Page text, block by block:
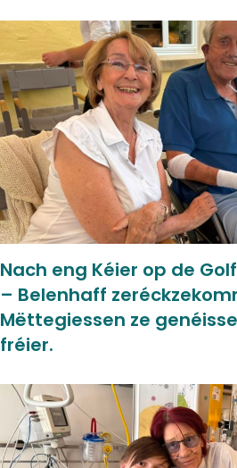
Nach eng Kéier op de
– Belenhaff
Mëttegiessen ze
fréier.